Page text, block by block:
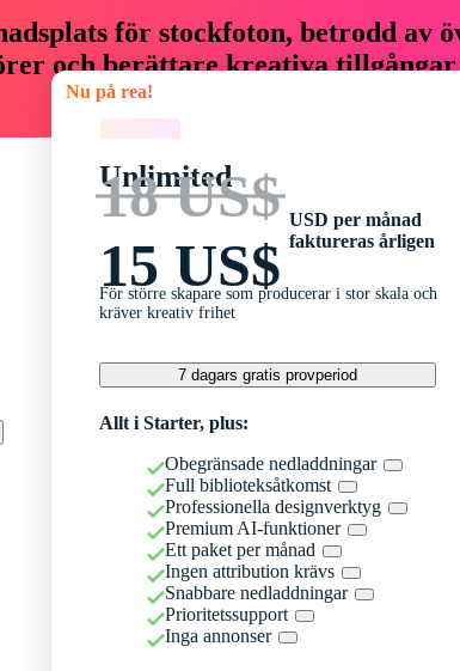
för stockfoton, betrodd av
och berättare kreativa
Nu på rea!
Unlimited
18 US$
15 US$
USD per månad
faktureras årligen
För större skapare som producerar i stor skala och
kräver kreativ frihet
7 dagars gratis provperiod
Allt i Starter, plus:
Obegränsade nedladdningar
Full biblioteksåtkomst
Professionella designverktyg
Premium AI-funktioner
Ett paket per månad
Ingen attribution krävs
Snabbare nedladdningar
Prioritetssupport
Inga annonser